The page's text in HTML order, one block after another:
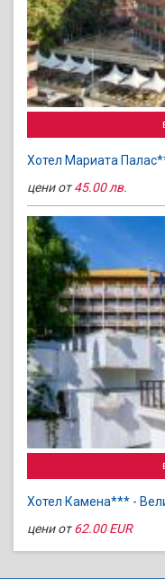
Хотел Мариата
цени от45.00 лв.
Хотел Камена*** -
цени от62.00 EUR